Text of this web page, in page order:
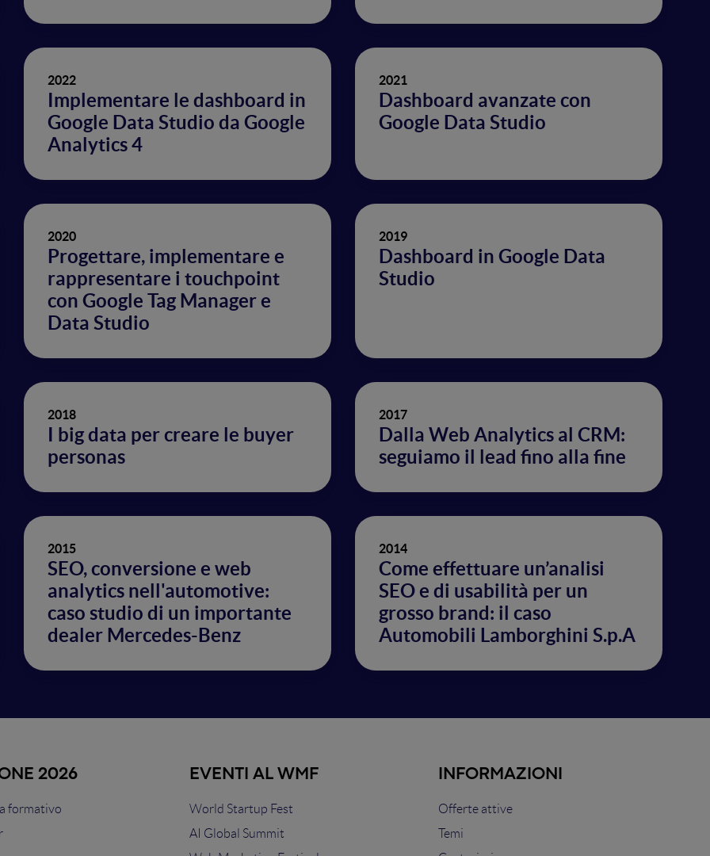
2022
Implementare le dashboard in
Google Data Studio da Google
Analytics 4
2021
Dashboard avanzate con
Google Data Studio
2020
Progettare, implementare e
rappresentare i touchpoint
con Google Tag Manager e
Data Studio
2019
Dashboard in Google Data
Studio
2018
I big data per creare le buyer
personas
2017
Dalla Web Analytics al CRM:
seguiamo il lead fino alla fine
2015
SEO, conversione e web
analytics nell'automotive:
caso studio di un importante
dealer Mercedes-Benz
2014
Come effettuare un’analisi
SEO e di usabilità per un
grosso brand: il caso
Automobili Lamborghini S.p.A
2026
formativo
EVENTI AL WMF
World Startup Fest
AI Global Summit
INFORMAZIONI
Offerte attive
Temi